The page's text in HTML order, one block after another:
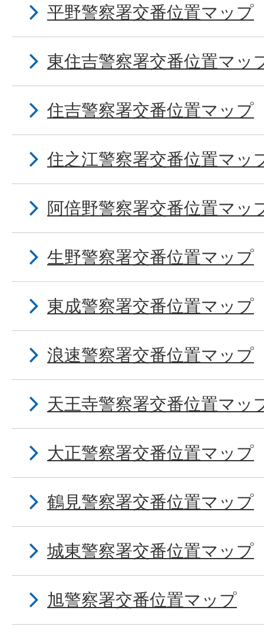
平野警察署交番位置マップ
東住吉警察署交番位置マッ
住吉警察署交番位置マップ
住之江警察署交番位置マッ
阿倍野警察署交番位置マッ
生野警察署交番位置マップ
東成警察署交番位置マップ
浪速警察署交番位置マップ
天王寺警察署交番位置マッ
大正警察署交番位置マップ
鶴見警察署交番位置マップ
城東警察署交番位置マップ
旭警察署交番位置マップ